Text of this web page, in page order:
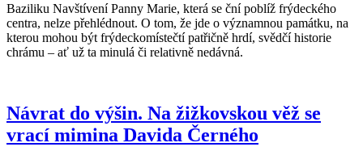
Baziliku Navštívení Panny Marie, která se ční poblíž frýdeckého
centra, nelze přehlédnout. O tom, že jde o významnou památku, na
kterou mohou být frýdeckomístečtí patřičně hrdí, svědčí historie
chrámu – ať už ta minulá či relativně nedávná.
Návrat do výšin. Na žižkovskou věž se
vrací mimina Davida Černého